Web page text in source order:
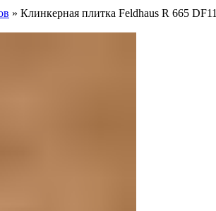
» Клинкерная плитка Feldhaus R 665 DF11